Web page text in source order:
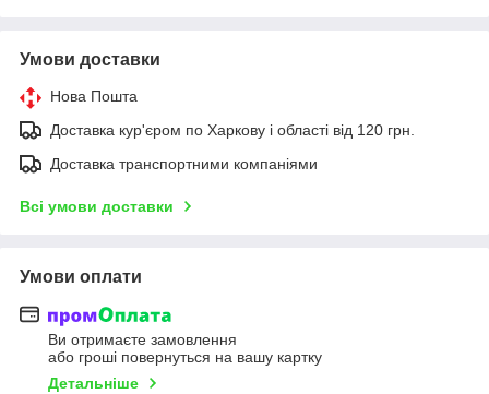
Умови доставки
Нова Пошта
Доставка кур'єром по Харкову і області від 120 грн.
Доставка транспортними компаніями
Всі умови доставки
Умови оплати
Ви отримаєте замовлення
або гроші повернуться на вашу картку
Детальніше